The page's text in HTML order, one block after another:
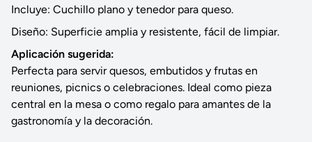
Incluye: Cuchillo plano y tenedor para queso.
Diseño: Superficie amplia y resistente, fácil de limpiar.
Aplicación sugerida:
Perfecta para servir quesos, embutidos y frutas en
reuniones, picnics o celebraciones. Ideal como pieza
central en la mesa o como regalo para amantes de la
gastronomía y la decoración.